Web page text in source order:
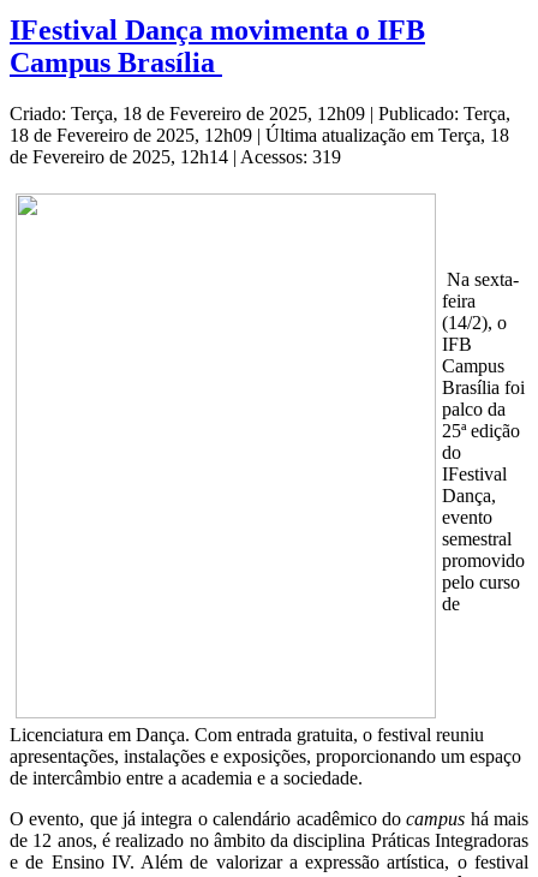
IFestival Dança movimenta o IFB
Campus Brasília
Criado: Terça, 18 de Fevereiro de 2025, 12h09 | Publicado: Terça,
18 de Fevereiro de 2025, 12h09 | Última atualização em Terça, 18
de Fevereiro de 2025, 12h14 | Acessos: 319
Na sexta-
feira
(14/2), o
IFB
Campus
Brasília foi
palco da
25ª edição
do
IFestival
Dança,
evento
semestral
promovido
pelo curso
de
Licenciatura em Dança. Com entrada gratuita, o festival reuniu
apresentações, instalações e exposições, proporcionando um espaço
de intercâmbio entre a academia e a sociedade.
O evento, que já integra o calendário acadêmico docampus há mais
de 12 anos, é realizado no âmbito da disciplina Práticas Integradoras
e de Ensino IV. Além de valorizar a expressão artística, o festival